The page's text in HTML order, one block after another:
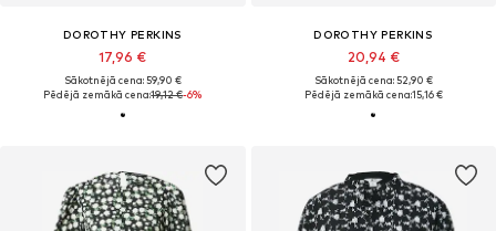
DOROTHY PERKINS
17,96 €
Sākotnējā cena: 59,90 €
Pēdējā zemākā cena:19,12 €-6%
DOROTHY PERKINS
20,94 €
Sākotnējā cena: 52,90 €
Pēdējā zemākā cena:15,16 €